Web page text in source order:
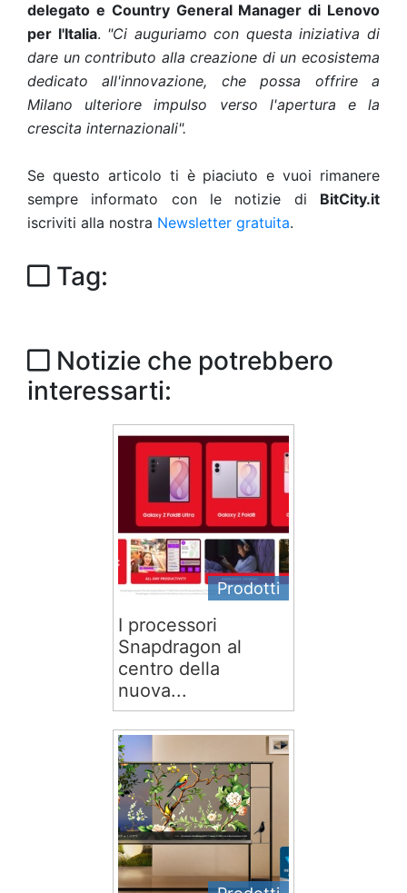
delegato e Country General Manager di Lenovo
per l'Italia. "Ci auguriamo con questa iniziativa di
dare un contributo alla creazione di un ecosistema
dedicato all'innovazione, che possa offrire a
Milano ulteriore impulso verso l'apertura e la
crescita internazionali".
Se questo articolo ti è piaciuto e vuoi rimanere
sempre informato con le notizie di BitCity.it
iscriviti alla nostra Newsletter gratuita.
Tag:
Notizie che potrebbero
interessarti:
Prodotti
I processori
Snapdragon al
centro della
nuova...